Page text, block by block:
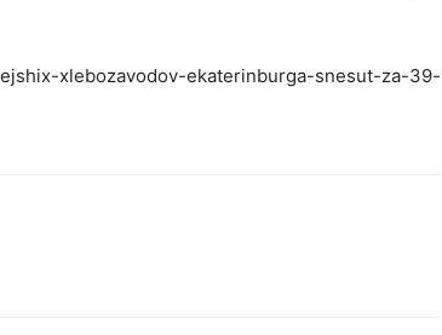
xlebozavodov-ekaterinburga-snesut-za-39-